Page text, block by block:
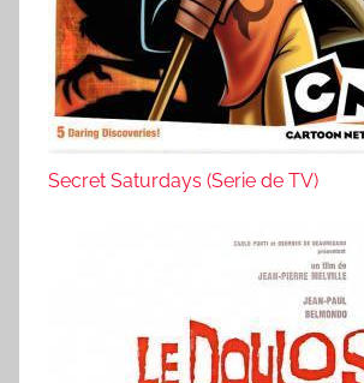
Secret Saturdays (Serie de TV)